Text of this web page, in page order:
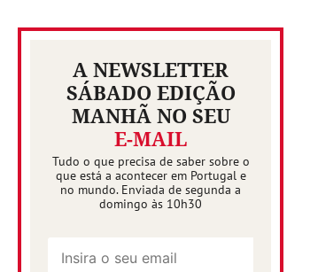
A NEWSLETTER
SÁBADO EDIÇÃO
MANHÃ NO SEU
E-MAIL
Tudo o que precisa de saber sobre o
que está a acontecer em Portugal e
no mundo. Enviada de segunda a
domingo às 10h30